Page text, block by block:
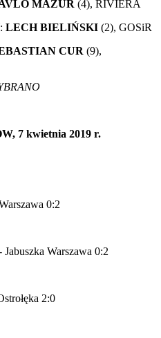
MAZUR (4), RIVIERA
LECH BIELIŃSKI (2), GOSiR
CUR (9),
7 kwietnia 2019 r.
0:2
Warszawa 0:2
2:0